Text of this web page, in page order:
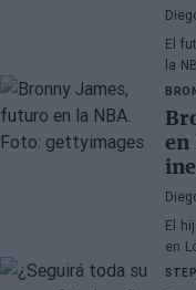
El
la
en
El
en